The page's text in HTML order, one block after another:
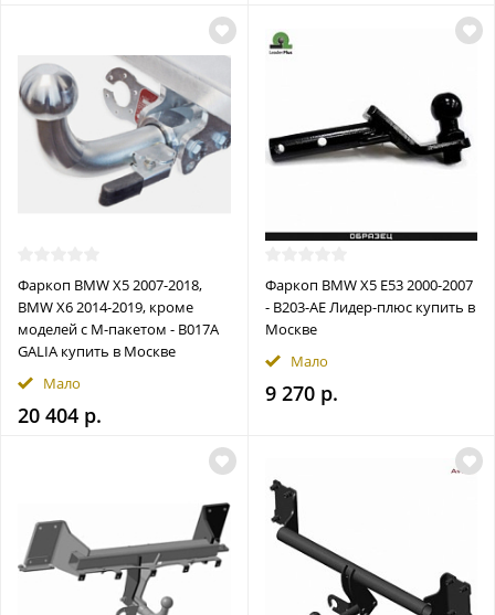
Фаркоп BMW X5 2007-2018,
BMW X6 2014-2019, кроме
моделей с M-пакетом - B017A
GALIA купить в Москве
Мало
20 404 р.
Фаркоп BMW X5 E53 2000-2007
- B203-AE Лидер-плюс купить в
Москве
Мало
9 270 р.